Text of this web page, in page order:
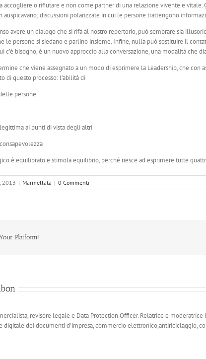
accogliere o rifiutare e non come partner di una relazione vivente e
auspicavano; discussioni polarizzate in cui le persone trattengono
avere un dialogo che si rifà al nostro repertorio, può sembrare sia
le persone si siedano e parlino insieme. Infine, nulla può sostituire il
c’è bisogno, è un nuovo approccio alla conversazione, una modalità
che viene assegnato a un modo di esprimere la Leadership, che
di questo processo: l’abilità di
persone
ai punti di vista degli altri
è equilibrato e stimola equilibrio, perché riesce ad esprimere tutte
2013 | Marmellata | 0 Commenti
Platform!
revisore legale e Data Protection Officer. Relatrice e
digitale dei documenti d'impresa, commercio elettronico,antiriciclaggio,